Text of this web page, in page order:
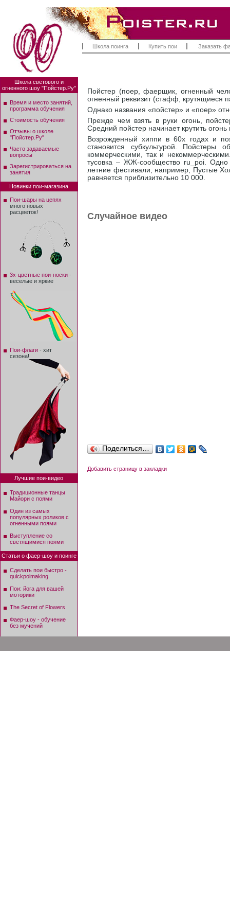
Школа поинга Купить пои Заказать
Пойстер (поер, фаерщик, огненный
огненный реквизит (стафф, крутящиеся
Однако названия «пойстер» и «поер»
Прежде чем взять в руки огонь,
Средний пойстер начинает крутить
Возрожденный хиппи в 60х годах и
становится субкультурой. Пойстеры
коммерческими, так и
тусовка – ЖЖ-сообщество ru_poi. Одно
летние фестивали, например, Пустые
равняется приблизительно 10 000.
Случайное видео
Поделиться…
Добавить страницу в закладки
Школа светового и
огненного шоу "Пойстер.Ру"
Время и место занятий,
программа обучения
Стоимость обучения
Отзывы о школе
"Пойстер.Ру"
Часто задаваемые
вопросы
Зарегистрироваться на
занятия
Новинки пои-магазина
Пои-шары на цепях
много новых
расцветок!
3х-цветные пои-носки -
веселые и яркие
Пои-флаги - хит
сезона!
Лучшие пои-видео
Традиционные танцы
Майори с поями
Один из самых
популярных роликов с
огненными поями
Выступление со
светящимися поями
Статьи о фаер-шоу и поинге
Сделать пои быстро -
quickpoimaking
Пои: йога для вашей
моторики
The Secret of Flowers
Фаер-шоу - обучение
без мучений